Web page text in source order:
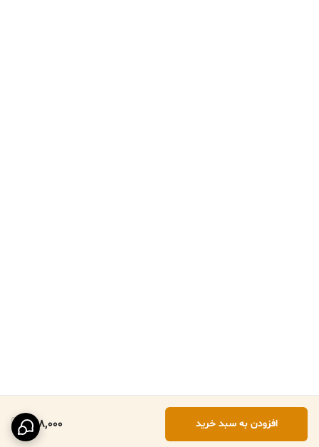
828,000 افزودن به سبد خرید